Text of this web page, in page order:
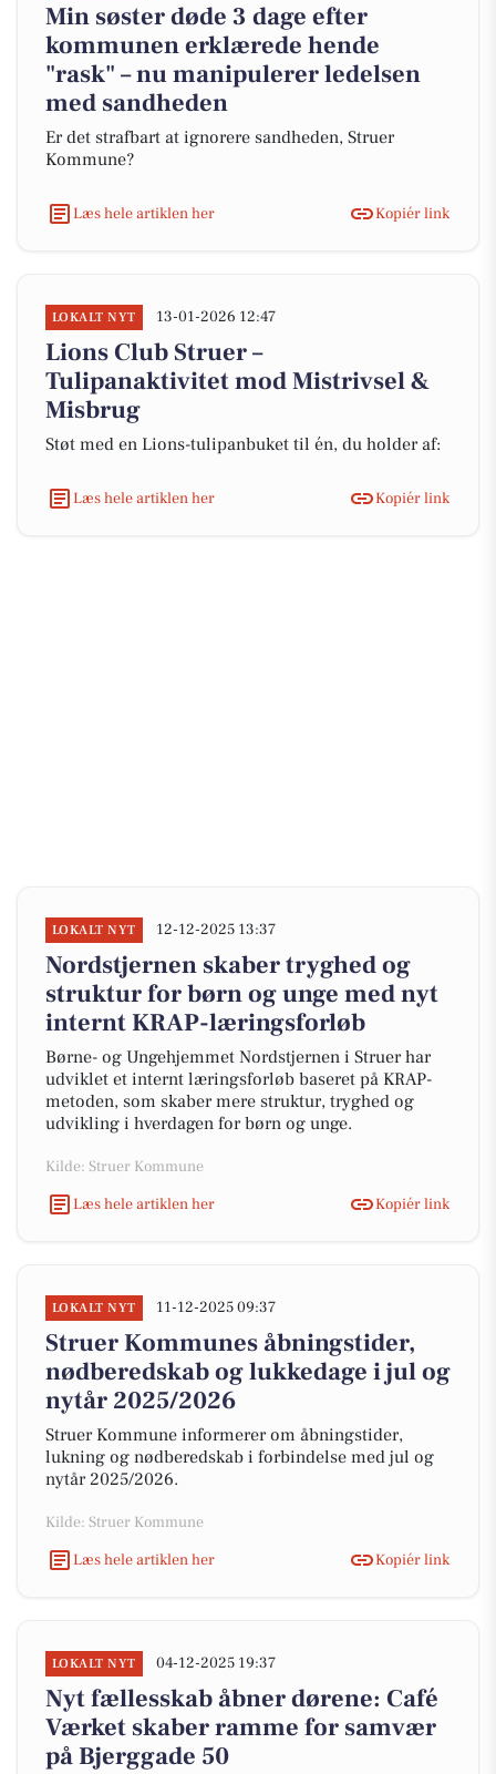
Min søster døde 3 dage efter
kommunen erklærede hende
"rask" – nu manipulerer ledelsen
med sandheden
Er det strafbart at ignorere sandheden, Struer
Kommune?
Læs hele artiklen her Kopiér link
LOKALT NYT 13-01-2026 12:47
Lions Club Struer –
Tulipanaktivitet mod Mistrivsel &
Misbrug
Støt med en Lions-tulipanbuket til én, du holder af:
Læs hele artiklen her Kopiér link
LOKALT NYT 12-12-2025 13:37
Nordstjernen skaber tryghed og
struktur for børn og unge med nyt
internt KRAP-læringsforløb
Børne- og Ungehjemmet Nordstjernen i Struer har
udviklet et internt læringsforløb baseret på KRAP-
metoden, som skaber mere struktur, tryghed og
udvikling i hverdagen for børn og unge.
Kilde: Struer Kommune
Læs hele artiklen her
Kopiér link
LOKALT NYT 11-12-2025 09:37
Struer Kommunes åbningstider,
nødberedskab og lukkedage i jul og
nytår 2025/2026
Struer Kommune informerer om åbningstider,
lukning og nødberedskab i forbindelse med jul og
nytår 2025/2026.
Kilde: Struer Kommune
Læs hele artiklen her
Kopiér link
LOKALT NYT 04-12-2025 19:37
Nyt fællesskab åbner dørene: Café
Værket skaber ramme for samvær
på Bjerggade 50